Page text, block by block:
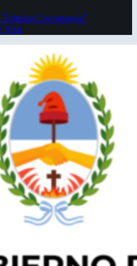
Cocomarola”
Vera